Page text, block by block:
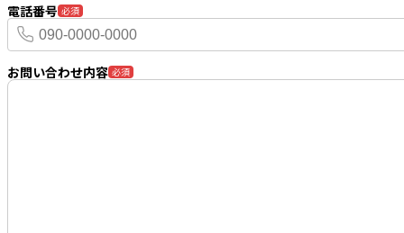
電話番号 必須
お問い合わせ内容 必須